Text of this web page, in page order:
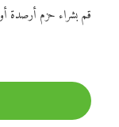
قم بشراء حزم أرصدة